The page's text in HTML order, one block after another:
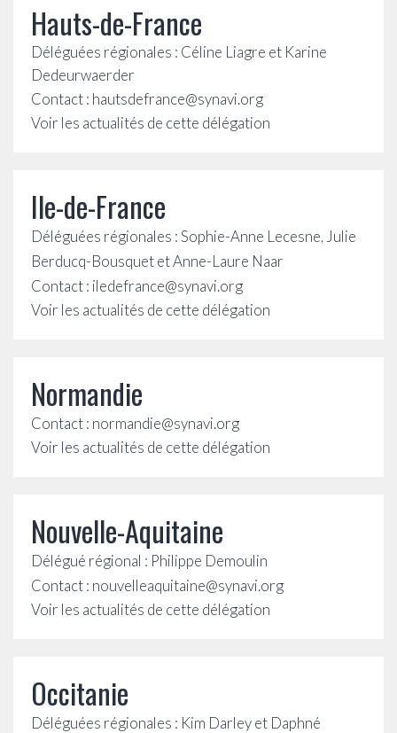
Hauts-de-France
Déléguées régionales : Céline Liagre et Karine
Dedeurwaerder
Contact : hautsdefrance@synavi.org
Voir les actualités de cette délégation
Ile-de-France
Déléguées régionales : Sophie-Anne Lecesne, Julie
Berducq-Bousquet et Anne-Laure Naar
Contact : iledefrance@synavi.org
Voir les actualités de cette délégation
Normandie
Contact : normandie@synavi.org
Voir les actualités de cette délégation
Nouvelle-Aquitaine
Délégué régional : Philippe Demoulin
Contact : nouvelleaquitaine@synavi.org
Voir les actualités de cette délégation
Occitanie
Déléguées régionales : Kim Darley et Daphné